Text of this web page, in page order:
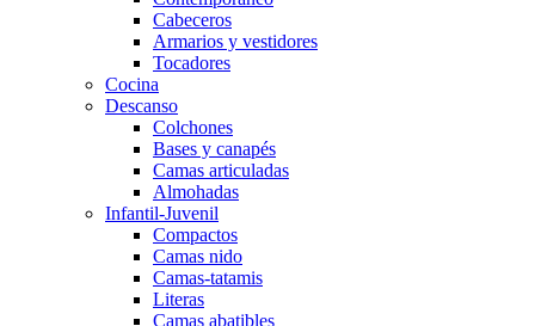
Cabeceros
Armarios y vestidores
Tocadores
Cocina
Descanso
Colchones
Bases y canapés
Camas articuladas
Almohadas
Infantil-Juvenil
Compactos
Camas nido
Camas-tatamis
Literas
Camas abatibles